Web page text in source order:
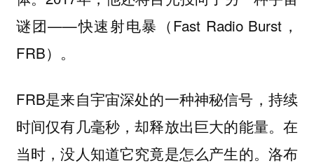
谜团——快速射电暴（Fast Radio Burst，
FRB）。
FRB是来自宇宙深处的一种神秘信号，持续
时间仅有几毫秒，却释放出巨大的能量。在
当时，没人知道它究竟是怎么产生的。洛布